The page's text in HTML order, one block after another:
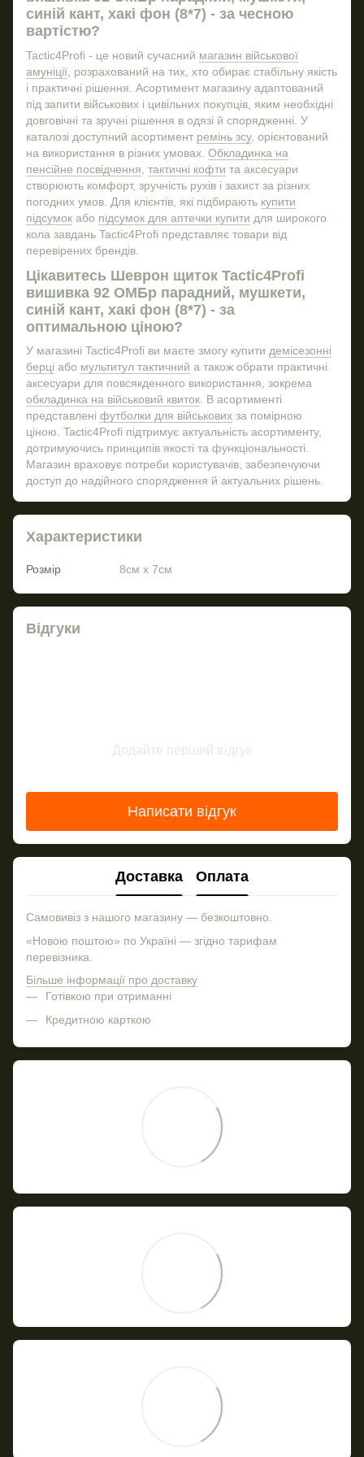
Термобілизна зсу
Військове спорядження
Тактичні підсумки
Сокира купить
Ремінь військовий зсу
Купити тактичні навушники
Рюкзак військовий тактичний
Купити військове спорядження
Шапка військова купити
Шевроні зсу
Шолом тактичний
Берці тактичні літні
Рукавиці тактичні купити
Тактичний одяг купити
Заказати плитоноску
Берці тактичні зимові
синій кант, хакі фон (8*7) - за чесною
вартістю?
Tactic4Profi - це новий сучасний магазин військової
амуніції , розрахований на тих, хто обирає стабільну якість
і практичні рішення. Асортимент магазину адаптований
під запити військових і цивільних покупців, яким необхідні
довговічні та зручні рішення в одязі й спорядженні. У
каталозі доступний асортимент ремінь зсу, орієнтований
на використання в різних умовах. Обкладинка на
пенсійне посвідчення тактичні кофти та аксесуари
створюють комфорт, зручність рухів і захист за різних
погодних умов. Для клієнтів, які підбирають купити
підсумок або підсумок для аптечки купити для широкого
кола завдань Tactic4Profi представляє товари від
перевірених брендів.
Цікавитесь Шеврон щиток Tactic4Profi
вишивка 92 ОМБр парадний, мушкети,
синій кант, хакі фон (8*7) - за
оптимальною ціною?
У магазині Tactic4Profi ви маєте змогу купити демісезонні
берці або мультитул тактичний а також обрати практичні
аксесуари для повсякденного використання, зокрема
обкладинка на військовий квиток. В асортименті
представлені футболки для військових за помірною
ціною. Tactic4Profi підтримує актуальність асортименту,
дотримуючись принципів якості та функціональності.
Магазин враховує потреби користувачів, забезпечуючи
доступ до надійного спорядження й актуальних рішень.
Характеристики
Розмір 8см х 7см
Відгуки
Додайте перший відгук
Написати відгук
Доставка Оплата
Самовивіз з нашого магазину — безкоштовно.
«Новою поштою» по Україні — згідно тарифам
перевізника.
Більше інформації про доставку
Готівкою при отриманні
Кредитною карткою